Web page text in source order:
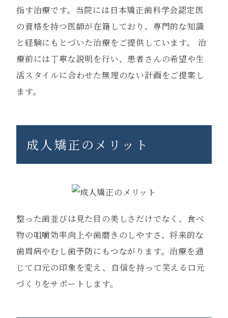
指す治療です。当院には日本矯正歯科学会認定医
の資格を持つ医師が在籍しており、専門的な知識
と経験にもとづいた治療をご提供しています。 治
療前には丁寧な説明を行い、患者さんの希望や生
活スタイルに合わせた無理のない計画をご提案し
ます。
成人矯正のメリット
整った歯並びは見た目の美しさだけでなく、食べ
物の咀嚼効率向上や歯磨きのしやすさ、将来的な
歯周病やむし歯予防にもつながります。治療を通
じて口元の印象を変え、自信を持って笑える口元
づくりをサポートします。